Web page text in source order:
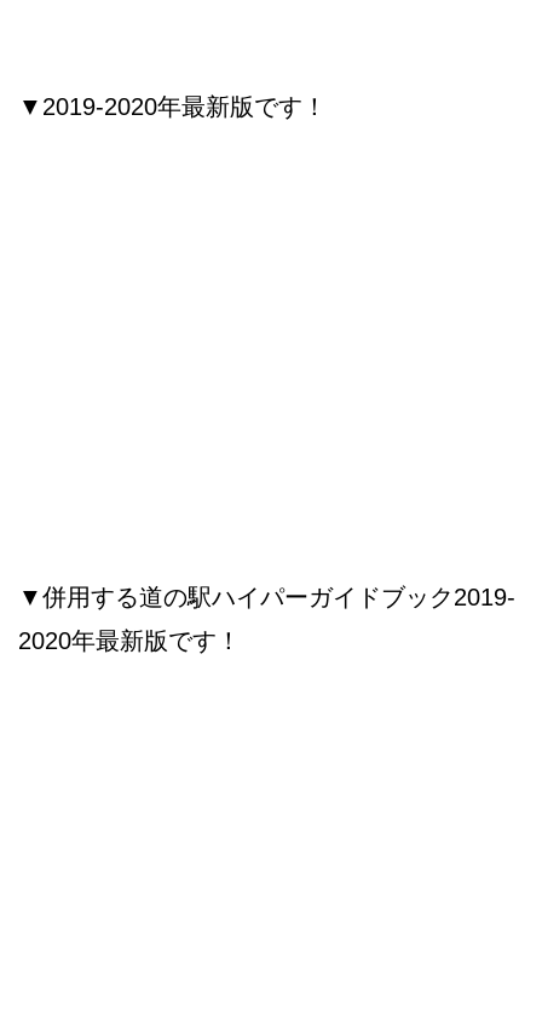
▼2019-2020年最新版です！
▼併用する道の駅ハイパーガイドブック2019-
2020年最新版です！